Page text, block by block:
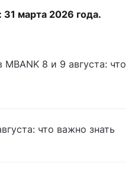
31 марта 2026 года.
8 и 9 августа: что
что важно знать